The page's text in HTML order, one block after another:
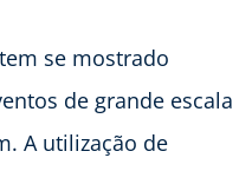
se mostrado
de grande escala
A utilização de